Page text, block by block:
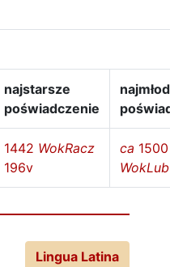
najstarsze
poświadczenie
1442 WokRacz
196v
ca 1500
WokLub
Lingua Latina